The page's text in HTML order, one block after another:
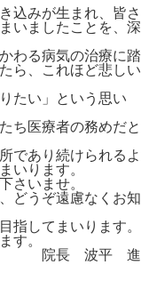
込みが生まれ、皆さ
いましたことを、深
わる病気の治療に踏
ら、これほど悲しい
たい」という思い
ち医療者の務めだと
であり続けられるよ
いります。
さいませ。
どうぞ遠慮なくお知
指してまいります。
す。
院長 波平 進